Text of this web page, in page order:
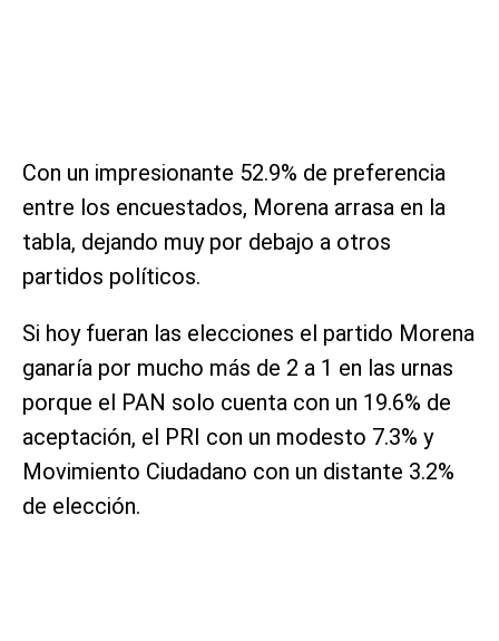
Con un impresionante 52.9% de preferencia
entre los encuestados, Morena arrasa en la
tabla, dejando muy por debajo a otros
partidos políticos.
Si hoy fueran las elecciones el partido Morena
ganaría por mucho más de 2 a 1 en las urnas
porque el PAN solo cuenta con un 19.6% de
aceptación, el PRI con un modesto 7.3% y
Movimiento Ciudadano con un distante 3.2%
de elección.